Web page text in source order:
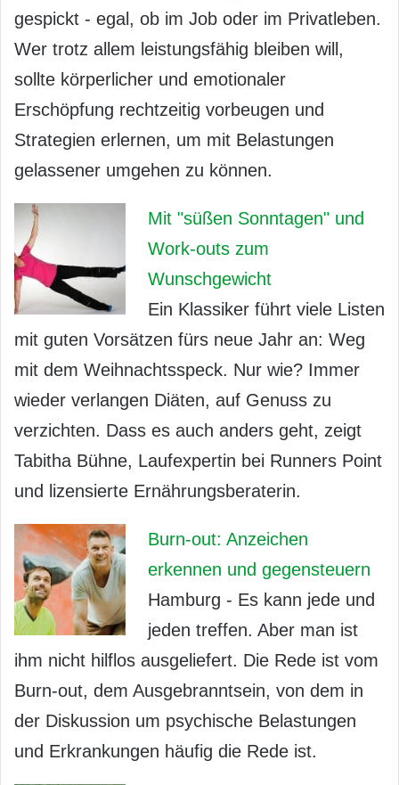
gespickt - egal, ob im Job oder im Privatleben.
Wer trotz allem leistungsfähig bleiben will,
sollte körperlicher und emotionaler
Erschöpfung rechtzeitig vorbeugen und
Strategien erlernen, um mit Belastungen
gelassener umgehen zu können.
Mit "süßen Sonntagen" und
Work-outs zum
Wunschgewicht
Ein Klassiker führt viele Listen
mit guten Vorsätzen fürs neue Jahr an: Weg
mit dem Weihnachtsspeck. Nur wie? Immer
wieder verlangen Diäten, auf Genuss zu
verzichten. Dass es auch anders geht, zeigt
Tabitha Bühne, Laufexpertin bei Runners Point
und lizensierte Ernährungsberaterin.
Burn-out: Anzeichen
erkennen und gegensteuern
Hamburg - Es kann jede und
jeden treffen. Aber man ist
ihm nicht hilflos ausgeliefert. Die Rede ist vom
Burn-out, dem Ausgebranntsein, von dem in
der Diskussion um psychische Belastungen
und Erkrankungen häufig die Rede ist.